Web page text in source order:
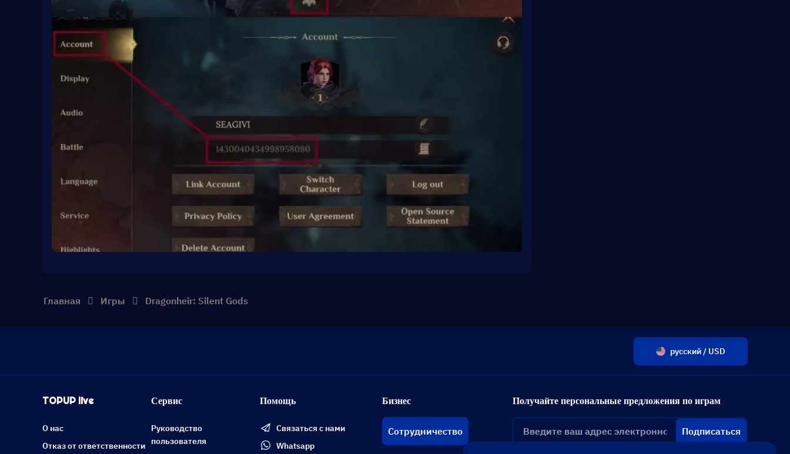
Главная Игры Dragonheir: Silent Gods
русский / USD
TOPUP live
О нас
Отказ от ответственности
Сервис
Руководство
пользователя
Помощь
Связаться с нами
Whatsapp
Бизнес
Сотрудничество
Получайте персональные предложения по играм
Подписаться